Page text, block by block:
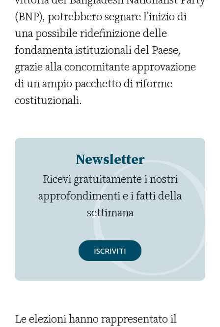
(BNP), potrebbero segnare l’inizio di
una possibile ridefinizione delle
fondamenta istituzionali del Paese,
grazie alla concomitante approvazione
di un ampio pacchetto di riforme
costituzionali.
Newsletter
Ricevi gratuitamente i nostri
approfondimenti e i fatti della
settimana
ISCRIVITI
Le elezioni hanno rappresentato il